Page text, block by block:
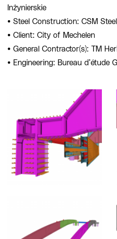
Inżynierskie
• Steel Construction: CSM
• Client: City of Mechelen
• General Contractor(s): TM
• Engineering: Bureau d’étude